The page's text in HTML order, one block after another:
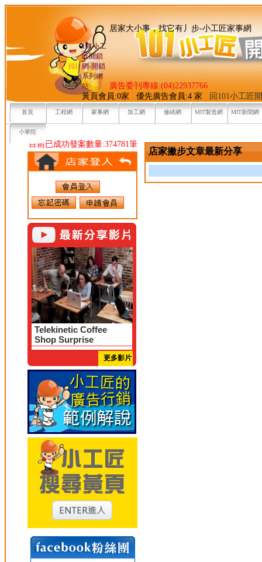
101小工
匠開鎖
網-開鎖
系列網
站
居家大小事，找它有丿步-小
廣告委刊專線:(04)22937766
黃頁會員:0家 優先廣告會員:4 家回101小工匠
首頁 工程網 家事網 加工網 修繕網 MIT製造網 MIT新聞網
小華陀
目前已成功發案數量:374781筆
Telekinetic Coffee
Shop Surprise
更多影片
店家撇步文章最新分享